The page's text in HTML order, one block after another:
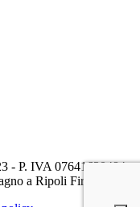
- P. IVA 07641630484 -
a Ripoli Firenze (FI)